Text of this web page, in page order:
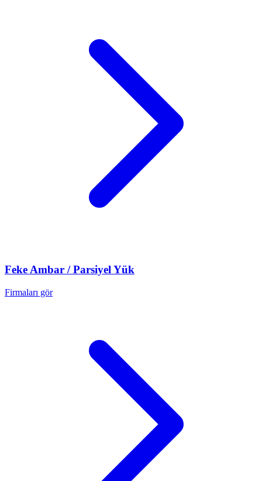
Feke Ambar / Parsiyel Yük
Firmaları gör